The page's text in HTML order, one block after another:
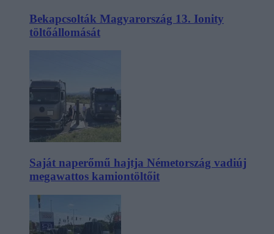
Bekapcsolták Magyarország 13. Ionity
töltőállomását
Saját naperőmű hajtja Németország vadiúj
megawattos kamiontöltőit